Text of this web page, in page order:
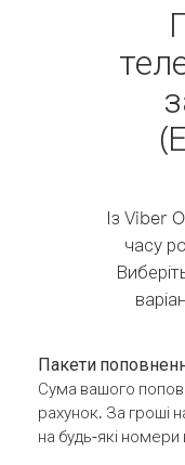
Із Viber
часу
Пакети
Сума вашого
рахунок. За гроші
на будь-які